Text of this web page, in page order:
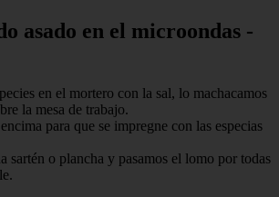
asado en el microondas -
en el mortero con la sal, lo machacamos
la mesa de trabajo.
para que se impregne con las especias
sartén o plancha y pasamos el lomo por todas